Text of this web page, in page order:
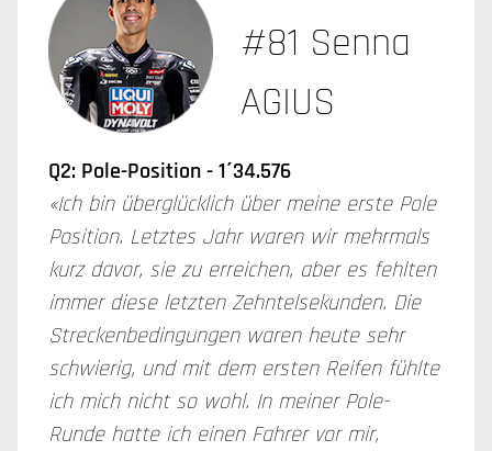
#81 Senna
AGIUS
Q2: Pole-Position - 1´34.576
«Ich bin überglücklich über meine erste Pole
Position. Letztes Jahr waren wir mehrmals
kurz davor, sie zu erreichen, aber es fehlten
immer diese letzten Zehntelsekunden. Die
Streckenbedingungen waren heute sehr
schwierig, und mit dem ersten Reifen fühlte
ich mich nicht so wohl. In meiner Pole-
Runde hatte ich einen Fahrer vor mir,